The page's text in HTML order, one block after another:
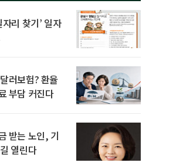
리 찾기’ 일자
러보험? 환율
부담 커진다
받는 노인, 기
열린다